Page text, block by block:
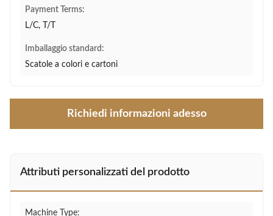
Payment Terms:
L/C, T/T
Imballaggio standard:
Scatole a colori e cartoni
Richiedi informazioni adesso
Attributi personalizzati del prodotto
Machine Type: